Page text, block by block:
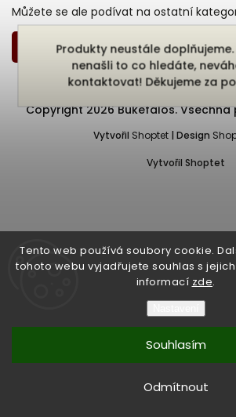
Tento web používá soubory cookie.
tohoto webu vyjadřujete souhlas s
informací zde.
Odmítnout
Souhlasím
Produkty neustále
nenašli to co hledáte,
kontaktovat! Děkujeme za
Můžete se ale podívat na ostatní
Zpět do obchodu
Vytvořil Shoptet
Copyright 2026 Bukefalos. Všechna
Vytvořil Shoptet | Design